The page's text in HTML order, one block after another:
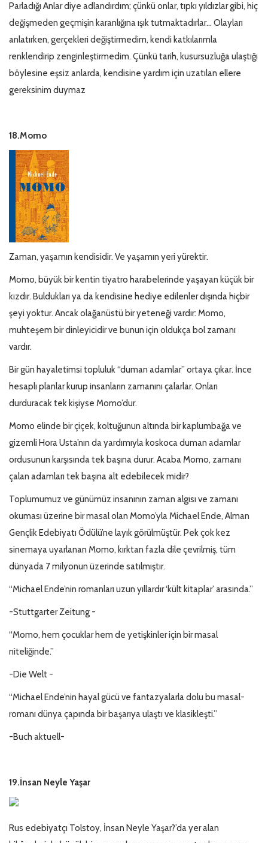
Parladığı Anlar diye adlandırdım; çünkü onlar, tıpkı yıldızlar gibi, hiç
değişmeden geçmişin karanlığına ışık tutmaktadırlar... Olayları
anlatırken, gerçekleri değiştirmedim, kendi katkılarımla
renklendirip zenginleştirmedim. Çünkü tarih, kusursuzluğa ulaştığı
böylesine eşsiz anlarda, kendisine yardım için uzatılan ellere
gereksinim duymaz
18.Momo
Zaman, yaşamın kendisidir. Ve yaşamın yeri yürektir.
Momo, büyük bir kentin tiyatro harabelerinde yaşayan küçük bir
kızdır. Buldukları ya da kendisine hediye edilenler dışında hiçbir
şeyi yoktur. Ancak olağanüstü bir yeteneği vardır: Momo,
muhteşem bir dinleyicidir ve bunun için oldukça bol zamanı
vardır.
Bir gün hayaletimsi topluluk “duman adamlar” ortaya çıkar. İnce
hesaplı planlar kurup insanların zamanını çalarlar. Onları
durduracak tek kişiyse Momo’dur.
Momo elinde bir çiçek, koltuğunun altında bir kaplumbağa ve
gizemli Hora Usta’nın da yardımıyla koskoca duman adamlar
ordusunun karşısında tek başına durur. Acaba Momo, zamanı
çalan adamları tek başına alt edebilecek midir?
Toplumumuz ve günümüz insanının zaman algısı ve zamanı
okuması üzerine bir masal olan Momo’yla Michael Ende, Alman
Gençlik Edebiyatı Ödülü’ne layık görülmüştür. Pek çok kez
sinemaya uyarlanan Momo, kırktan fazla dile çevrilmiş, tüm
dünyada 7 milyonun üzerinde satılmıştır.
“Michael Ende’nin romanları uzun yıllardır ‘kült kitaplar’ arasında.”
-Stuttgarter Zeitung -
“Momo, hem çocuklar hem de yetişkinler için bir masal
niteliğinde.”
-Die Welt -
“Michael Ende’nin hayal gücü ve fantazyalarla dolu bu masal-
romanı dünya çapında bir başarıya ulaştı ve klasikleşti.”
-Buch aktuell-
19.İnsan Neyle Yaşar
Rus edebiyatçı Tolstoy, İnsan Neyle Yaşar?’da yer alan